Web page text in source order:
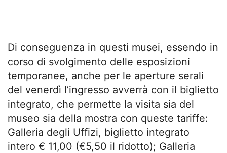
Di conseguenza in questi musei, essendo in
corso di svolgimento delle esposizioni
temporanee, anche per le aperture serali
del venerdì l’ingresso avverrà con il biglietto
integrato, che permette la visita sia del
museo sia della mostra con queste tariffe:
Galleria degli Uffizi, biglietto integrato
intero € 11,00 (€5,50 il ridotto); Galleria